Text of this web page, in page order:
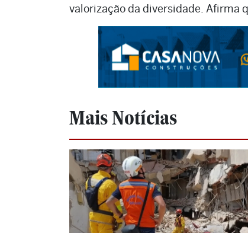
valorização da diversidade. Afirma
Mais Notícias